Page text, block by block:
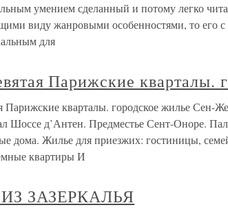
умением сделанный и потому легко
виду жанровыми особенностями, то его
для
Парижские кварталы.
Парижские кварталы. городское жилье Сен-
Шоссе д’Антен. Предместье Сент-Оноре.
дома. Жилье для приезжих: гостиницы,
квартиры И
ЗАЗЕРКАЛЬЯ